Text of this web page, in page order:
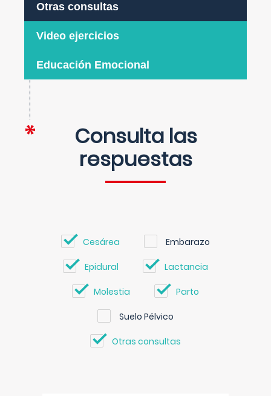
Otras consultas
Video ejercicios
Educación Emocional
Consulta las
respuestas
Cesárea Embarazo
Epidural Lactancia
Molestia Parto
Suelo Pélvico
Otras consultas